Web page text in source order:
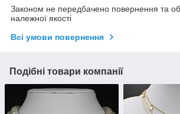
Законом не передбачено повернення та
належної якості
Всі умови повернення
Подібні товари компанії